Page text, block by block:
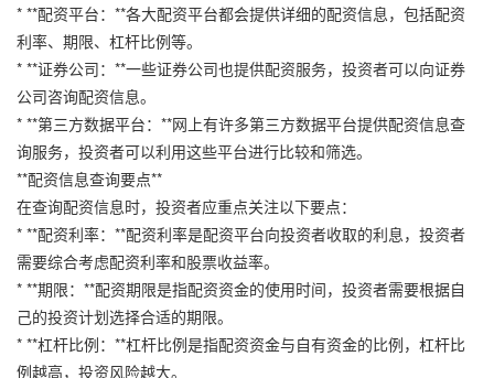
* **配资平台：**各大配资平台都会提供详细的配资信息，包括配资
利率、期限、杠杆比例等。
* **证券公司：**一些证券公司也提供配资服务，投资者可以向证券
公司咨询配资信息。
* **第三方数据平台：**网上有许多第三方数据平台提供配资信息查
询服务，投资者可以利用这些平台进行比较和筛选。
**配资信息查询要点**
在查询配资信息时，投资者应重点关注以下要点：
* **配资利率：**配资利率是配资平台向投资者收取的利息，投资者
需要综合考虑配资利率和股票收益率。
* **期限：**配资期限是指配资资金的使用时间，投资者需要根据自
己的投资计划选择合适的期限。
* **杠杆比例：**杠杆比例是指配资资金与自有资金的比例，杠杆比
例越高，投资风险越大。